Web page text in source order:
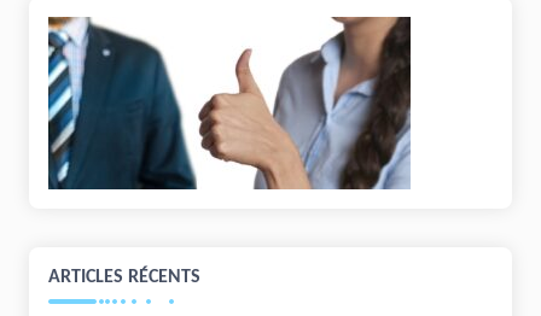
ARTICLES RÉCENTS